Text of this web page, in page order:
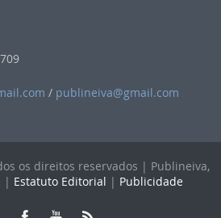
/ publineiva@gmail.com
os direitos reservados | Publineiva,
| Estatuto Editorial | Publicidade